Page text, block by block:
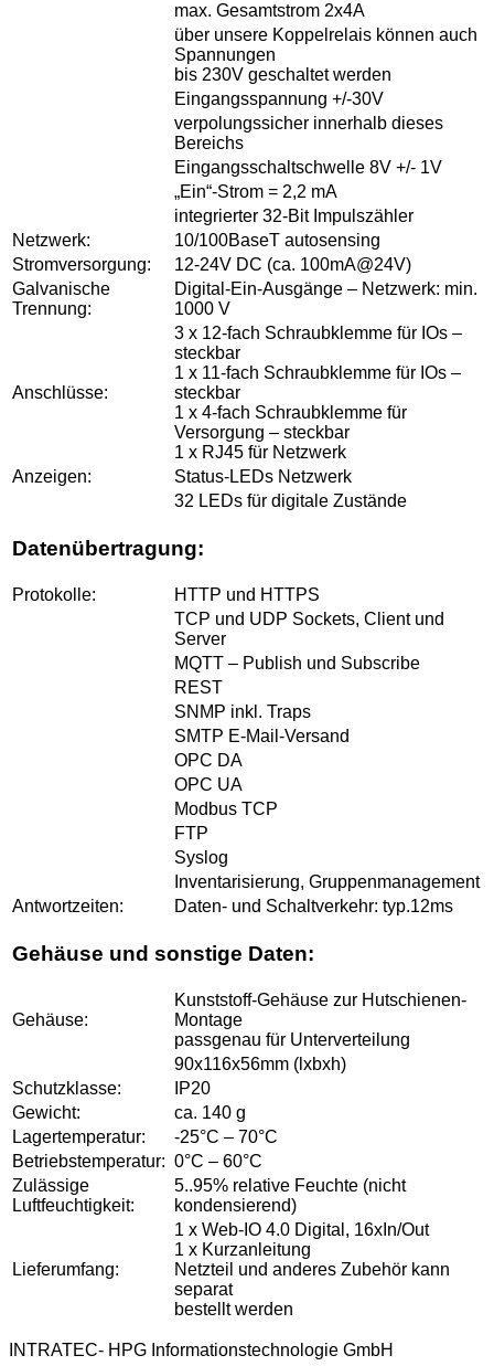
max. Gesamtstrom 2x4A
über unsere Koppelrelais können auch
Spannungen
bis 230V geschaltet werden
Eingangsspannung +/-30V
verpolungssicher innerhalb dieses
Bereichs
Eingangsschaltschwelle 8V +/- 1V
„Ein“-Strom = 2,2 mA
integrierter 32-Bit Impulszähler
Netzwerk:
10/100BaseT autosensing
Stromversorgung:
12-24V DC (ca. 100mA@24V)
Galvanische
Trennung:
Digital-Ein-Ausgänge – Netzwerk: min.
1000 V
Anschlüsse:
3 x 12-fach Schraubklemme für IOs –
steckbar
1 x 11-fach Schraubklemme für IOs –
steckbar
1 x 4-fach Schraubklemme für
Versorgung – steckbar
1 x RJ45 für Netzwerk
Anzeigen:
Status-LEDs Netzwerk
32 LEDs für digitale Zustände
Datenübertragung:
Protokolle:
HTTP und HTTPS
TCP und UDP Sockets, Client und
Server
MQTT – Publish und Subscribe
REST
SNMP inkl. Traps
SMTP E-Mail-Versand
OPC DA
OPC UA
Modbus TCP
FTP
Syslog
Inventarisierung, Gruppenmanagement
Antwortzeiten:
Daten- und Schaltverkehr: typ.12ms
Gehäuse und sonstige Daten:
Gehäuse:
Kunststoff-Gehäuse zur Hutschienen-
Montage
passgenau für Unterverteilung
90x116x56mm (lxbxh)
Schutzklasse:
IP20
Gewicht:
ca. 140 g
Lagertemperatur:
-25°C – 70°C
Betriebstemperatur: 0°C – 60°C
Zulässige
Luftfeuchtigkeit:
5..95% relative Feuchte (nicht
kondensierend)
Lieferumfang:
1 x Web-IO 4.0 Digital, 16xIn/Out
1 x Kurzanleitung
Netzteil und anderes Zubehör kann
separat
bestellt werden
INTRATEC- HPG Informationstechnologie GmbH